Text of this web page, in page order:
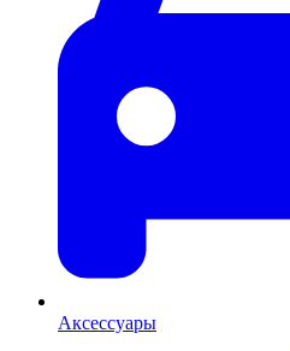
Аксессуары